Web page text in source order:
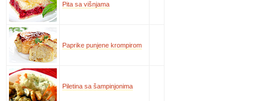
Pita sa višnjama
Paprike punjene krompirom
Piletina sa šampinjonima